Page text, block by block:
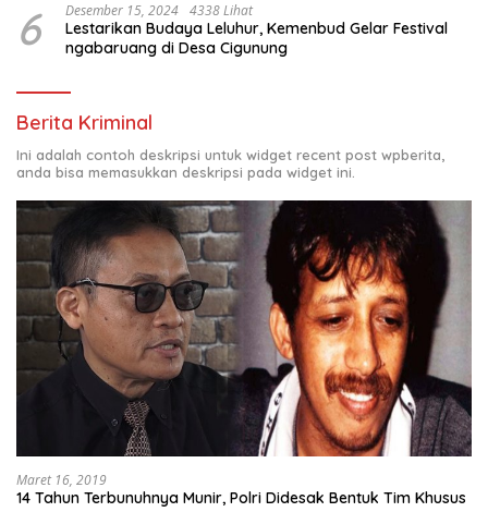
6 Desember 15, 2024 4338 Lihat
Lestarikan Budaya Leluhur, Kemenbud Gelar Festival
ngabaruang di Desa Cigunung
Berita Kriminal
Ini adalah contoh deskripsi untuk widget recent post wpberita,
anda bisa memasukkan deskripsi pada widget ini.
Maret 16, 2019
14 Tahun Terbunuhnya Munir, Polri Didesak Bentuk Tim Khusus